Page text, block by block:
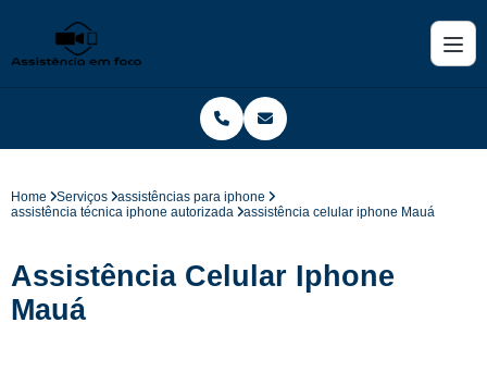
Home Serviços
assistências para iphone
assistência técnica iphone autorizada
assistência celular iphone Mauá
Assistência Celular Iphone
Mauá